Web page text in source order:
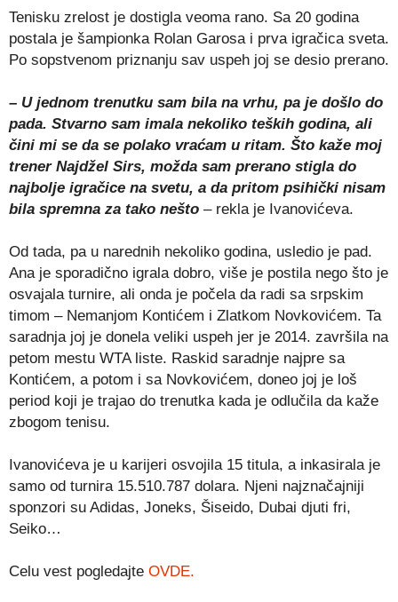
Tenisku zrelost je dostigla veoma rano. Sa 20 godina
postala je šampionka Rolan Garosa i prva igračica sveta.
Po sopstvenom priznanju sav uspeh joj se desio prerano.
– U jednom trenutku sam bila na vrhu, pa je došlo do
pada. Stvarno sam imala nekoliko teških godina, ali
čini mi se da se polako vraćam u ritam. Što kaže moj
trener Najdžel Sirs, možda sam prerano stigla do
najbolje igračice na svetu, a da pritom psihički nisam
bila spremna za tako nešto – rekla je Ivanovićeva.
Od tada, pa u narednih nekoliko godina, usledio je pad.
Ana je sporadično igrala dobro, više je postila nego što je
osvajala turnire, ali onda je počela da radi sa srpskim
timom – Nemanjom Kontićem i Zlatkom Novkovićem. Ta
saradnja joj je donela veliki uspeh jer je 2014. završila na
petom mestu WTA liste. Raskid saradnje najpre sa
Kontićem, a potom i sa Novkovićem, doneo joj je loš
period koji je trajao do trenutka kada je odlučila da kaže
zbogom tenisu.
Ivanovićeva je u karijeri osvojila 15 titula, a inkasirala je
samo od turnira 15.510.787 dolara. Njeni najznačajniji
sponzori su Adidas, Joneks, Šiseido, Dubai djuti fri,
Seiko…
Celu vest pogledajte OVDE.